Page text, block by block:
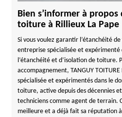
Bien s’informer à propos
toiture à Rillieux La Pape
Si vous voulez garantir l’étanchéité
entreprise spécialisée et expérimenté
l’étanchéité et d’isolation de toiture.
accompagnement, TANGUY
spécialisée et expérimentés dans le
toiture, active depuis des décennies
techniciens comme agent de terrain.
meilleure et a déjà fait sa réputation